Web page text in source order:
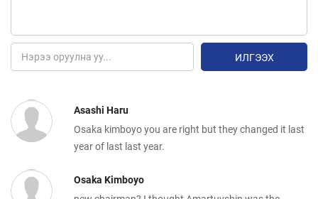
ИЛГЭЭХ
Asashi Haru
Osaka kimboyo you are right but they changed it last
year of last last year.
Osaka Kimboyo